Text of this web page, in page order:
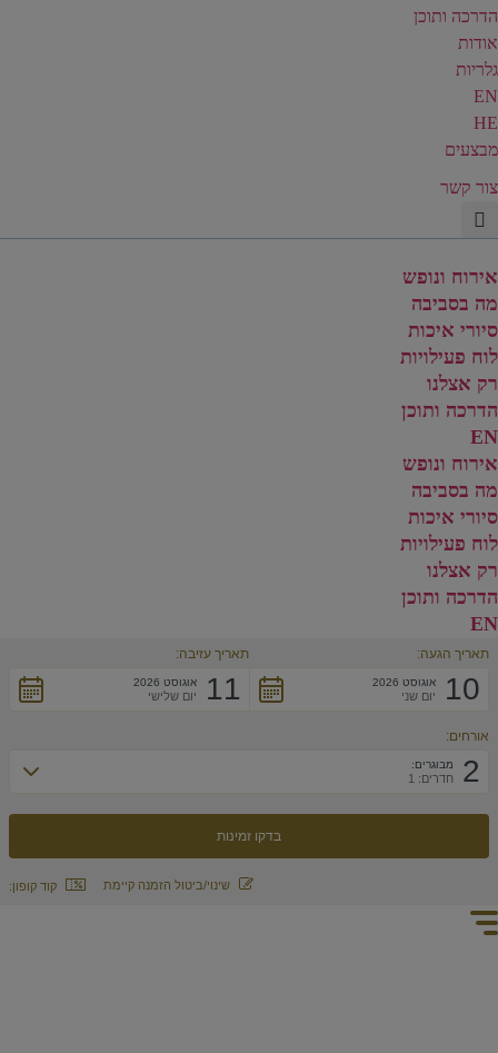
הדרכה ותוכן
אודות
גלריות
EN
HE
מבצעים
צור קשר
אירוח ונופש
מה בסביבה
סיורי איכות
לוח פעילויות
רק אצלנו
הדרכה ותוכן
EN
אירוח ונופש
מה בסביבה
סיורי איכות
לוח פעילויות
רק אצלנו
הדרכה ותוכן
EN
תאריך הגעה:
10 אוגוסט 2026
יום שני
תאריך עזיבה:
11 אוגוסט 2026
יום שלישי
אורחים:
2 מבוגרים:
חדרים: 1
קוד קופון: שינוי/ביטול הזמנה קיימת